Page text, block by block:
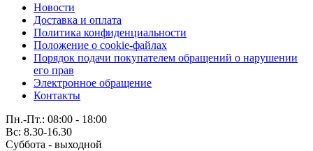
Новости
Доставка и оплата
Политика конфиденциальности
Положение о cookie-файлах
Порядок подачи покупателем обращений о нарушении
его прав
Электронное обращение
Контакты
Пн.-Пт.: 08:00 - 18:00
Вс: 8.30-16.30
Суббота - выходной